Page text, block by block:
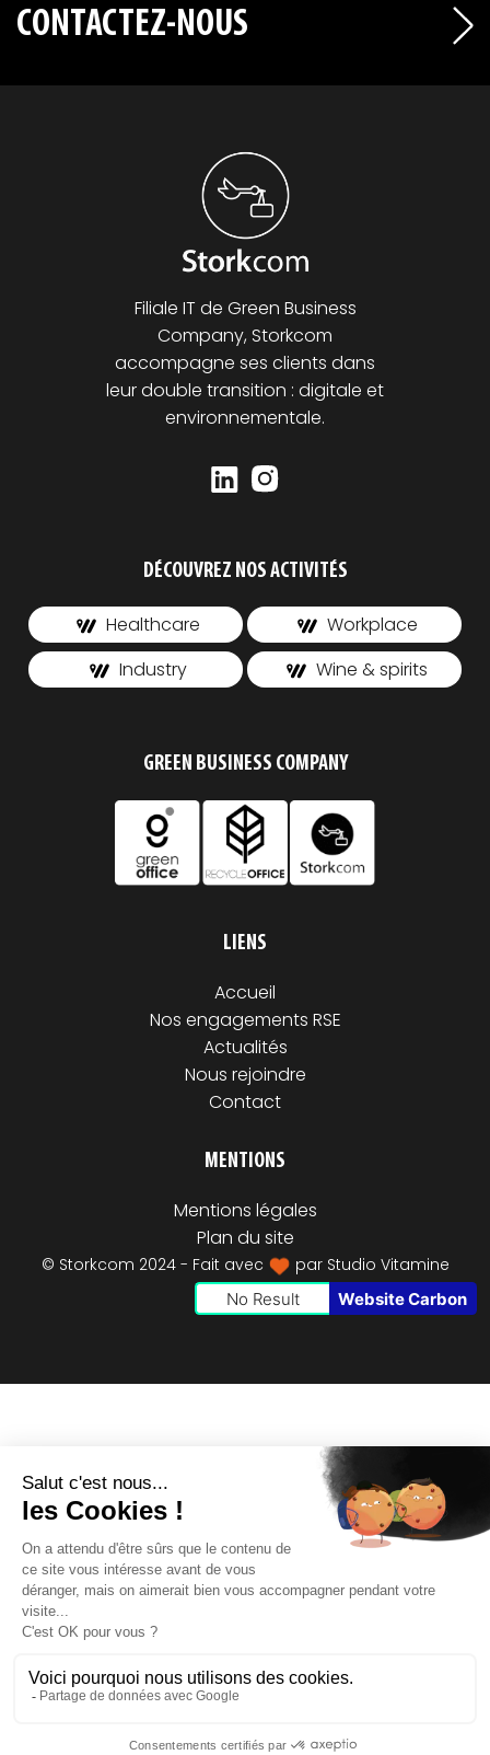
CONTACTEZ-NOUS
Filiale IT de Green Business
Company, Storkcom
accompagne ses clients dans
leur double transition : digitale et
environnementale.
DÉCOUVREZ NOS ACTIVITÉS
Healthcare
Workplace
Industry
Wine & spirits
GREEN BUSINESS COMPANY
LIENS
Accueil
Nos engagements RSE
Actualités
Nous rejoindre
Contact
MENTIONS
Mentions légales
Plan du site
© Storkcom 2024 - Fait avec par Studio Vitamine
No Result Website Carbon